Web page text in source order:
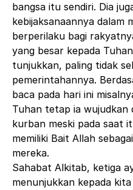
bangsa itu sendiri. Dia
kebijaksanaannya dalam
berperilaku bagi
yang besar kepada
tunjukkan, paling tidak
pemerintahannya.
baca pada hari ini
Tuhan tetap ia wujudkan
kurban meski pada saat
memiliki Bait Allah
mereka.
Sahabat Alkitab, ketiga
menunjukkan kepada